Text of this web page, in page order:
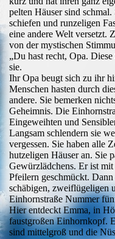
pelten Häuser sind
schiefen und runzeligen
eine andere Welt versetzt.
von der mystischen
„Du hast recht, Opa.
sie.
Ihr Opa beugt sich zu ihr
Menschen hasten durch
andere. Sie bemerken
Geheimnis. Die
Eingeweihten und
Langsam schlendern sie
vergessen. Sie haben alle
hutzeligen Häuser an. Sie
Gewürzlädchens. Er ist
Pfeilern geschmückt.
schäbigen, zweiflügeligen
Einhornstraße Nummer
Hier entdeckt Emma, in
faustgroßen Einhornkopf.
sind mittelgroß und die